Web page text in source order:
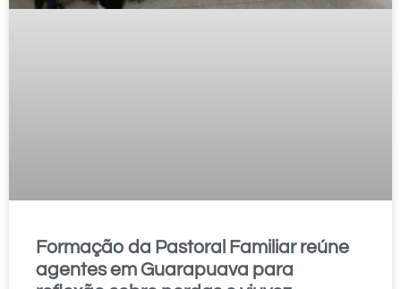
Formação da Pastoral Familiar reúne
agentes em Guarapuava para